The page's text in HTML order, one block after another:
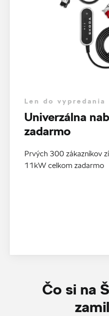
Len do vypredania
Univerzálna
zadarmo
Prvých 300 zákazníkov
11kW celkom zadarmo
Čo si na